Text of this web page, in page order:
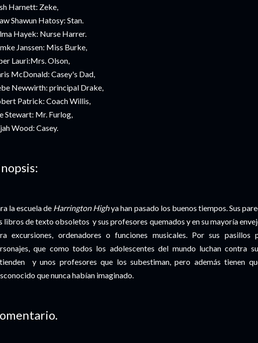
Harnett: Zeke,
Shawun Hatosy: Stan.
Hayek: Nurse Harrer.
Janssen: Miss Burke,
Lauri:Mrs. Olson,
McDonald: Casey's Dad,
Newwirth: principal Drake,
Patrick: Coach Willis,
Stewart: Mr. Furlog,
Wood: Casey.
la escuela de Harrington Highya han pasado los buenos tiempos. Sus
libros de texto obsoletos y sus profesores quemados y en su mayoría
excursiones, ordenadores o funciones musicales. Por sus pasillos
que como todos los adolescentes del mundo luchan contra
y unos profesores que los subestiman, pero además tienen
que nunca habían imaginado.